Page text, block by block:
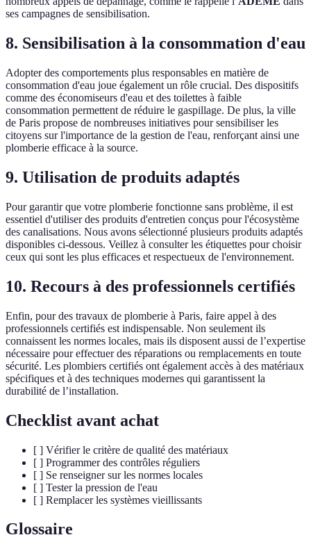
ses campagnes de sensibilisation.
8. Sensibilisation à la consommation d'eau
Adopter des comportements plus responsables en matière de
consommation d'eau joue également un rôle crucial. Des dispositifs
comme des économiseurs d'eau et des toilettes à faible
consommation permettent de réduire le gaspillage. De plus, la ville
de Paris propose de nombreuses initiatives pour sensibiliser les
citoyens sur l'importance de la gestion de l'eau, renforçant ainsi une
plomberie efficace à la source.
9. Utilisation de produits adaptés
Pour garantir que votre plomberie fonctionne sans problème, il est
essentiel d'utiliser des produits d'entretien conçus pour l'écosystème
des canalisations. Nous avons sélectionné plusieurs produits adaptés
disponibles ci-dessous. Veillez à consulter les étiquettes pour choisir
ceux qui sont les plus efficaces et respectueux de l'environnement.
10. Recours à des professionnels certifiés
Enfin, pour des travaux de plomberie à Paris, faire appel à des
professionnels certifiés est indispensable. Non seulement ils
connaissent les normes locales, mais ils disposent aussi de l’expertise
nécessaire pour effectuer des réparations ou remplacements en toute
sécurité. Les plombiers certifiés ont également accès à des matériaux
spécifiques et à des techniques modernes qui garantissent la
durabilité de l’installation.
Checklist avant achat
[ ] Vérifier le critère de qualité des matériaux
[ ] Programmer des contrôles réguliers
[ ] Se renseigner sur les normes locales
[ ] Tester la pression de l'eau
[ ] Remplacer les systèmes vieillissants
Glossaire